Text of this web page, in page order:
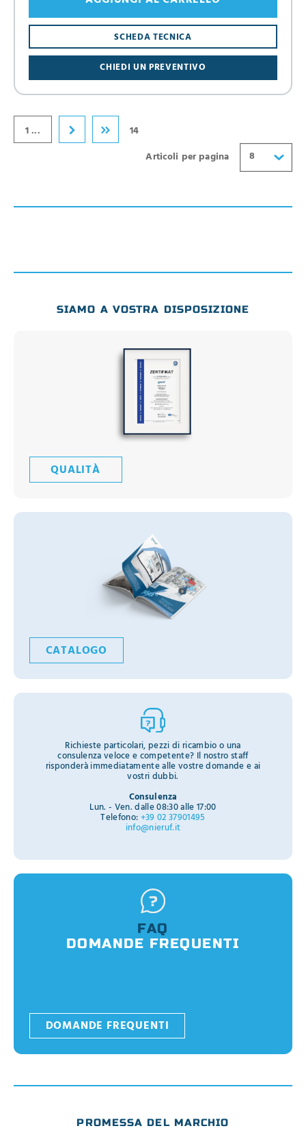
CHIEDI UN PREVENTIVO
SCHEDA TECNICA
1 ...
14
Articoli per pagina
8
8
16
32
SIAMO A VOSTRA DISPOSIZIONE
QUALITÀ
CATALOGO
Richieste particolari, pezzi di ricambio o una
consulenza veloce e competente? Il nostro staff
risponderà immediatamente alle vostre domande e ai
vostri dubbi.
Consulenza
Lun. - Ven. dalle 08:30 alle 17:00
Telefono:+39 02 37901495
info@nieruf.it
FAQ
DOMANDE FREQUENTI
DOMANDE FREQUENTI
PROMESSA DEL MARCHIO